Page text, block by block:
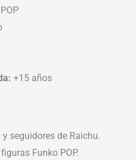
+15 años
seguidores de Raichu.
Funko POP.